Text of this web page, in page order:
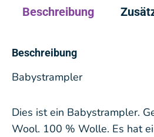
Beschreibung
Beschreibung
Babystrampler
Dies ist ein Babystrampler.
Wool. 100 % Wolle. Es hat